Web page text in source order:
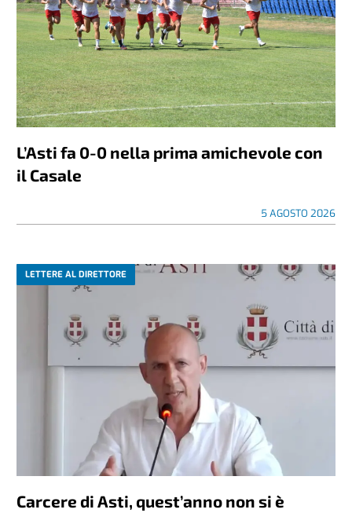
L’Asti fa 0-0 nella prima amichevole con
il Casale
5 AGOSTO 2026
LETTERE AL DIRETTORE
Carcere di Asti, quest’anno non si è